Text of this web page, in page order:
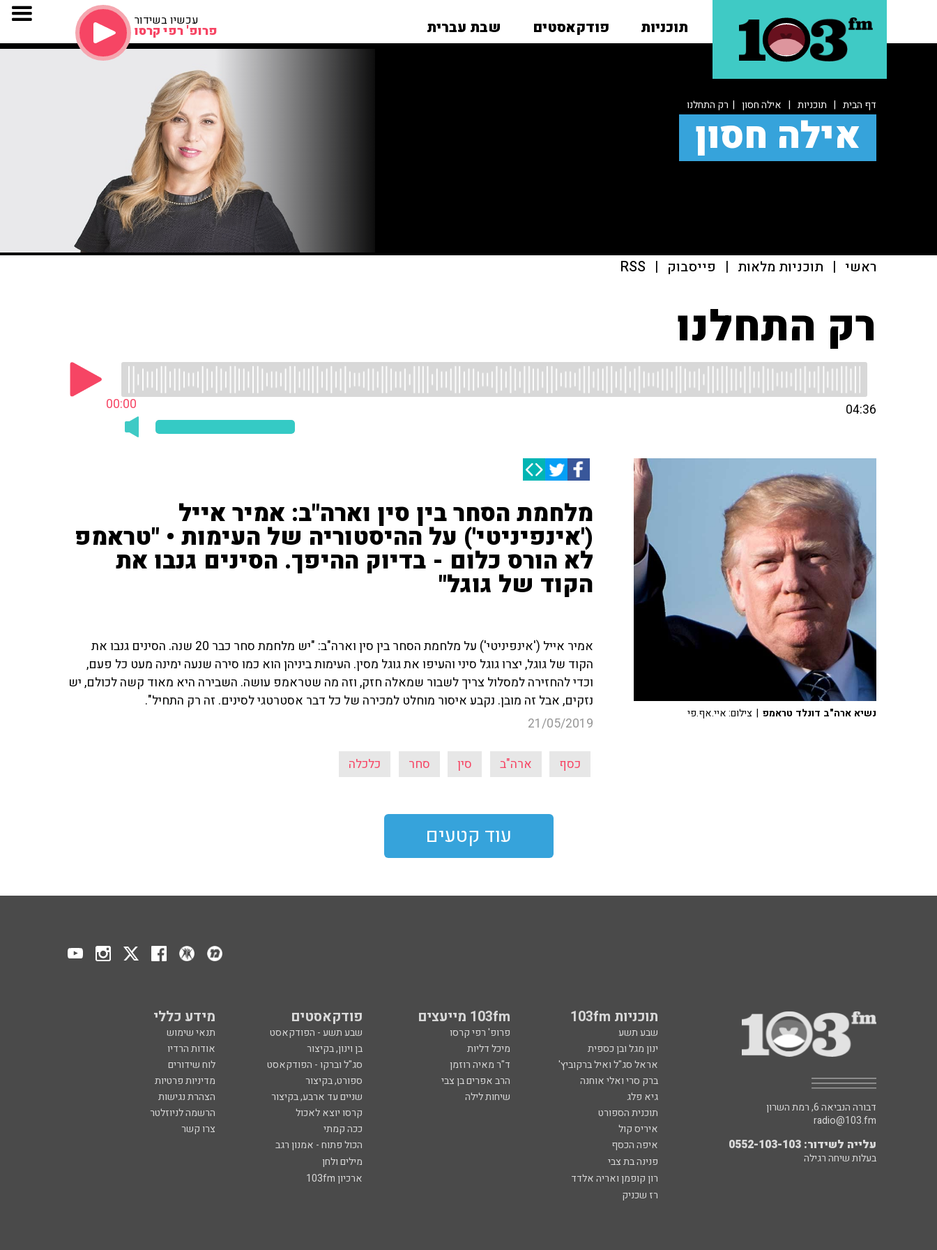
תוכניות פודקאסטים שבת עברית עכשיו בשידור
פרופ' רפי קרסו
דף הבית | תוכניות | אילה חסון | רק התחלנו
אילה חסון
ראשי | תוכניות מלאות | פייסבוק |
RSS
רק התחלנו
00:00 04:36
מלחמת הסחר בין סין וארה"ב: אמיר אייל
('אינפיניטי') על ההיסטוריה של העימות • "טראמפ
לא הורס כלום - בדיוק ההיפך. הסינים גנבו את
הקוד של גוגל"
אמיר אייל ('אינפיניטי') על מלחמת הסחר בין סין וארה"ב: "יש מלחמת סחר כבר 20 שנה. הסינים גנבו את
הקוד של גוגל, יצרו גוגל סיני והעיפו את גוגל מסין. העימות ביניהן הוא כמו סירה שנעה ימינה מעט כל פעם,
וכדי להחזירה למסלול צריך לשבור שמאלה חזק, וזה מה שטראמפ עושה. השבירה היא מאוד קשה לכולם, יש
נזקים, אבל זה מובן. נקבע איסור מוחלט למכירה של כל דבר אסטרטגי לסינים. זה רק התחיל".
21/05/2019
כסף ארה"ב סין סחר כלכלה
נשיא ארה"ב דונלד טראמפ | צילום: איי.אף.פי
עוד קטעים
תוכניות 103fm 103fm מייעצים פודקאסטים מידע כללי
שבע תשע פרופ' רפי קרסו שבע תשע - הפודקאסט
תנאי שימוש
ינון מגל ובן כספית
מיכל דליות בן וינון, בקיצור
אודות הרדיו
אראל סג"ל ואיל ברקוביץ'
ד"ר מאיה רוזמן סג"ל וברקו - הפודקאסט
לוח שידורים
ברק סרי ואלי אוחנה
הרב אפרים בן צבי ספורט, בקיצור
מדיניות פרטיות
גיא פלג
שיחות לילה שניים עד ארבע, בקיצור
הצהרת נגישות
תוכנית הספורט
קרסו יוצא לאכול
הרשמה לניוזלטר
איריס קול
ככה קמתי
צרו קשר
איפה הכסף
הכול פתוח - אמנון רגב
פנינה בת צבי
מילים ולחן
רון קופמן ואריה אלדד
ארכיון 103fm
רז שכניק
דבורה הנביאה 6, רמת השרון
radio@103.fm
עלייה לשידור: 0552-103-103
בעלות שיחה רגילה